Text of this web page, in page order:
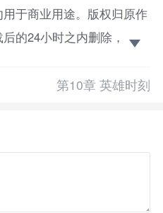
于商业用途。版权归原作
的24小时之内删除，如果
在游戏中驰骋，还能把游
玩家都无法比拟的战斗
宝，纵横游戏，从此成就
饰我自身的光芒，那就
第10章 英雄时刻